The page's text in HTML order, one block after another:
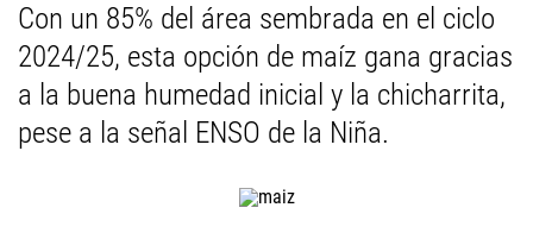
Con un 85% del área sembrada en el ciclo
2024/25, esta opción de maíz gana gracias
a la buena humedad inicial y la chicharrita,
pese a la señal ENSO de la Niña.